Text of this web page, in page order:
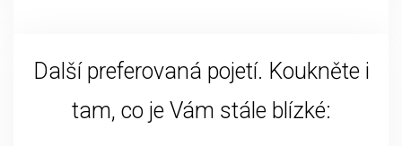
Další preferovaná pojetí. Koukněte i
tam, co je Vám stále blízké: